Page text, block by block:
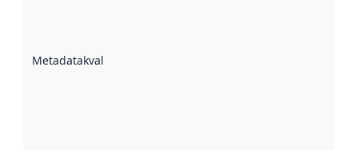
Metadatakvalitet